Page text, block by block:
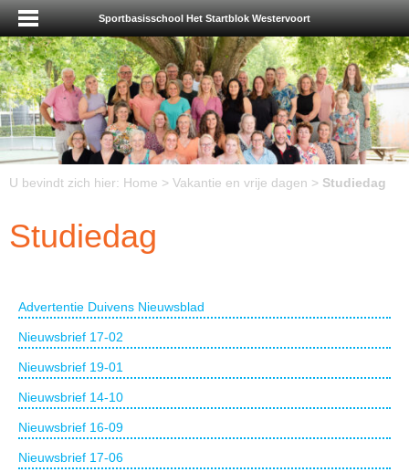
Sportbasisschool Het Startblok Westervoort
U bevindt zich hier: Home > Vakantie en vrije dagen > Studiedag
Studiedag
Advertentie Duivens Nieuwsblad
Nieuwsbrief 17-02
Nieuwsbrief 19-01
Nieuwsbrief 14-10
Nieuwsbrief 16-09
Nieuwsbrief 17-06